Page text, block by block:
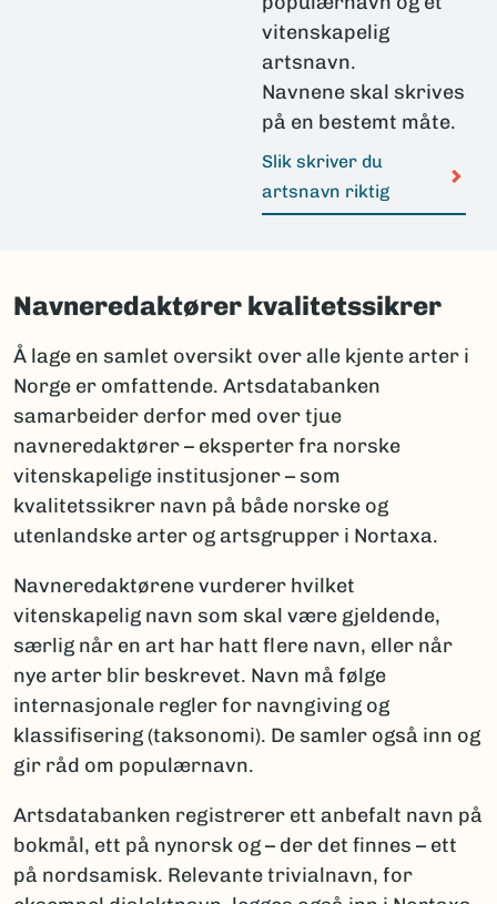
vitenskapelig
artsnavn.
Navnene skal skrives
på en bestemt måte.
Slik skriver du
artsnavn riktig
Navneredaktører kvalitetssikrer
Å lage en samlet oversikt over alle kjente arter i
Norge er omfattende. Artsdatabanken
samarbeider derfor med over tjue
navneredaktører – eksperter fra norske
vitenskapelige institusjoner – som
kvalitetssikrer navn på både norske og
utenlandske arter og artsgrupper i Nortaxa.
Navneredaktørene vurderer hvilket
vitenskapelig navn som skal være gjeldende,
særlig når en art har hatt flere navn, eller når
nye arter blir beskrevet. Navn må følge
internasjonale regler for navngiving og
klassifisering (taksonomi). De samler også inn og
gir råd om populærnavn.
Artsdatabanken registrerer ett anbefalt navn på
bokmål, ett på nynorsk og – der det finnes – ett
på nordsamisk. Relevante trivialnavn, for